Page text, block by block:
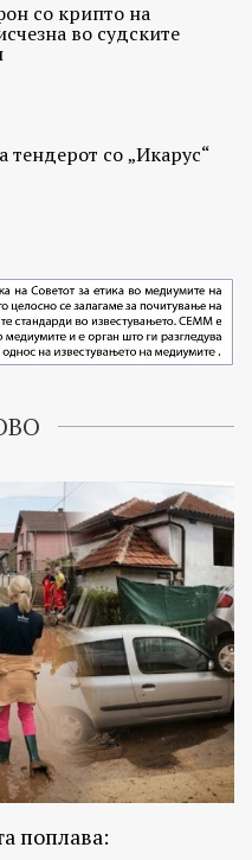
со крипто на
во судските
тендерот со „Икарус“
поплава: